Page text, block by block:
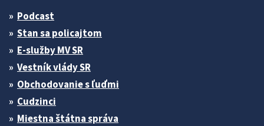
Podcast
Stan sa policajtom
E-služby MV SR
Vestník vlády SR
Obchodovanie s ľuďmi
Cudzinci
Miestna štátna správa